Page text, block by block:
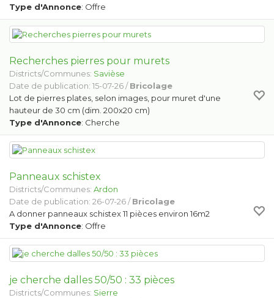
Type d'Annonce: Offre
Recherches pierres pour murets
Districts/Communes: Savièse
Date de publication: 15-07-26 /Bricolage
Lot de pierres plates, selon images, pour muret d'une
hauteur de 30 cm (dim. 200x20 cm)
Type d'Annonce: Cherche
Panneaux schistex
Districts/Communes: Ardon
Date de publication: 26-07-26 /Bricolage
A donner panneaux schistex 11 pièces environ 16m2
Type d'Annonce: Offre
je cherche dalles 50/50 : 33 pièces
Districts/Communes: Sierre